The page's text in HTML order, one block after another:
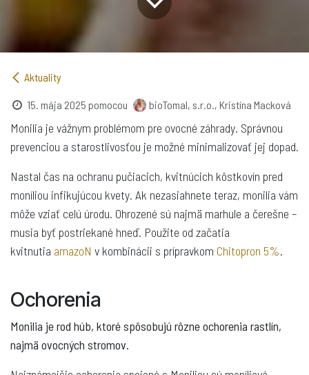
Aktuality
15. mája 2025 pomocou bioTomal, s.r.o., Kristína Macková
Monilia je vážnym problémom pre ovocné záhrady. Správnou
prevenciou a starostlivosťou je možné minimalizovať jej dopad.
Nastal čas na ochranu pučiacich, kvitnúcich kôstkovín pred
moníliou infikujúcou kvety. Ak nezasiahnete teraz, monilia vám
môže vziať celú úrodu. Ohrozené sú najmä marhule a čerešne –
musia byť postriekané hneď. Použite od začatia
kvitnutia amazoN v kombinácii s prípravkom Chitopron 5%.
Ochorenia
Monilia je rod húb, ktoré spôsobujú rôzne ochorenia rastlín,
najmä ovocných stromov.